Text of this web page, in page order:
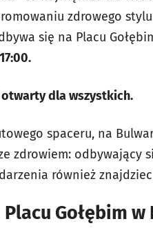
zdrowego
się na Placu
17:00.
otwarty dla wszystkich.
spaceru, na
zdrowiem: odbywający
również
Gołębim w